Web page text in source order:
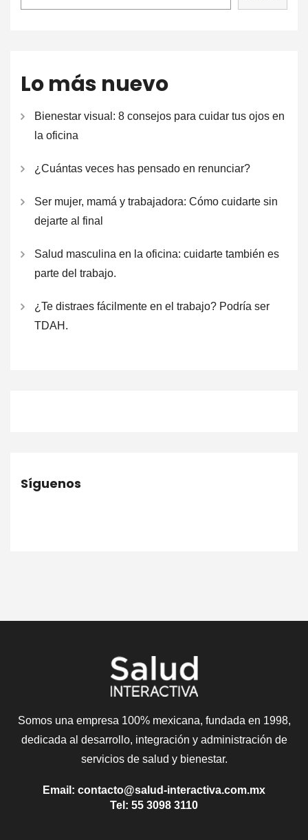
Lo más nuevo
Bienestar visual: 8 consejos para cuidar tus ojos en
la oficina
¿Cuántas veces has pensado en renunciar?
Ser mujer, mamá y trabajadora: Cómo cuidarte sin
dejarte al final
Salud masculina en la oficina: cuidarte también es
parte del trabajo.
¿Te distraes fácilmente en el trabajo? Podría ser
TDAH.
Síguenos
Somos una empresa 100% mexicana, fundada en 1998,
dedicada al desarrollo, integración y administración de
servicios de salud y bienestar.
Email: contacto@salud-interactiva.com.mx
Tel: 55 3098 3110